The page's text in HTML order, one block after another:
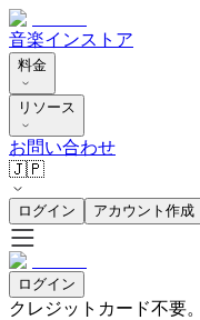
音楽インストア
料金
リソース
お問い合わせ
🇯🇵
ログイン アカウント作成
ログイン
クレジットカード不要